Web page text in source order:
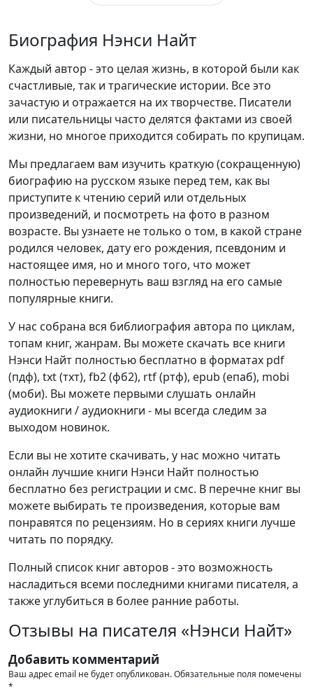
Биография Нэнси Найт
Каждый автор - это целая жизнь, в которой были как
счастливые, так и трагические истории. Все это
зачастую и отражается на их творчестве. Писатели
или писательницы часто делятся фактами из своей
жизни, но многое приходится собирать по крупицам.
Мы предлагаем вам изучить краткую (сокращенную)
биографию на русском языке перед тем, как вы
приступите к чтению серий или отдельных
произведений, и посмотреть на фото в разном
возрасте. Вы узнаете не только о том, в какой стране
родился человек, дату его рождения, псевдоним и
настоящее имя, но и много того, что может
полностью перевернуть ваш взгляд на его самые
популярные книги.
У нас собрана вся библиография автора по циклам,
топам книг, жанрам. Вы можете скачать все книги
Нэнси Найт полностью бесплатно в форматах pdf
(пдф), txt (тхт), fb2 (фб2), rtf (ртф), epub (епаб), mobi
(моби). Вы можете первыми слушать онлайн
аудиокниги / аудиокниги - мы всегда следим за
выходом новинок.
Если вы не хотите скачивать, у нас можно читать
онлайн лучшие книги Нэнси Найт полностью
бесплатно без регистрации и смс. В перечне книг вы
можете выбирать те произведения, которые вам
понравятся по рецензиям. Но в сериях книги лучше
читать по порядку.
Полный список книг авторов - это возможность
насладиться всеми последними книгами писателя, а
также углубиться в более ранние работы.
Отзывы на писателя «Нэнси Найт»
Добавить комментарий
Ваш адрес email не будет опубликован.Обязательные поля помечены
*